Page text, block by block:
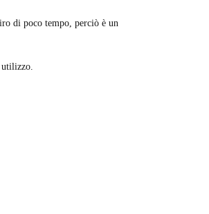
di poco tempo, perciò è un